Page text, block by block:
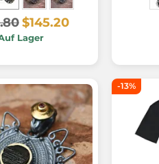
$145.20
Lager
-13%